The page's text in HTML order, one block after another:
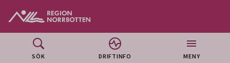
SÖK DRIFTINFO MENY